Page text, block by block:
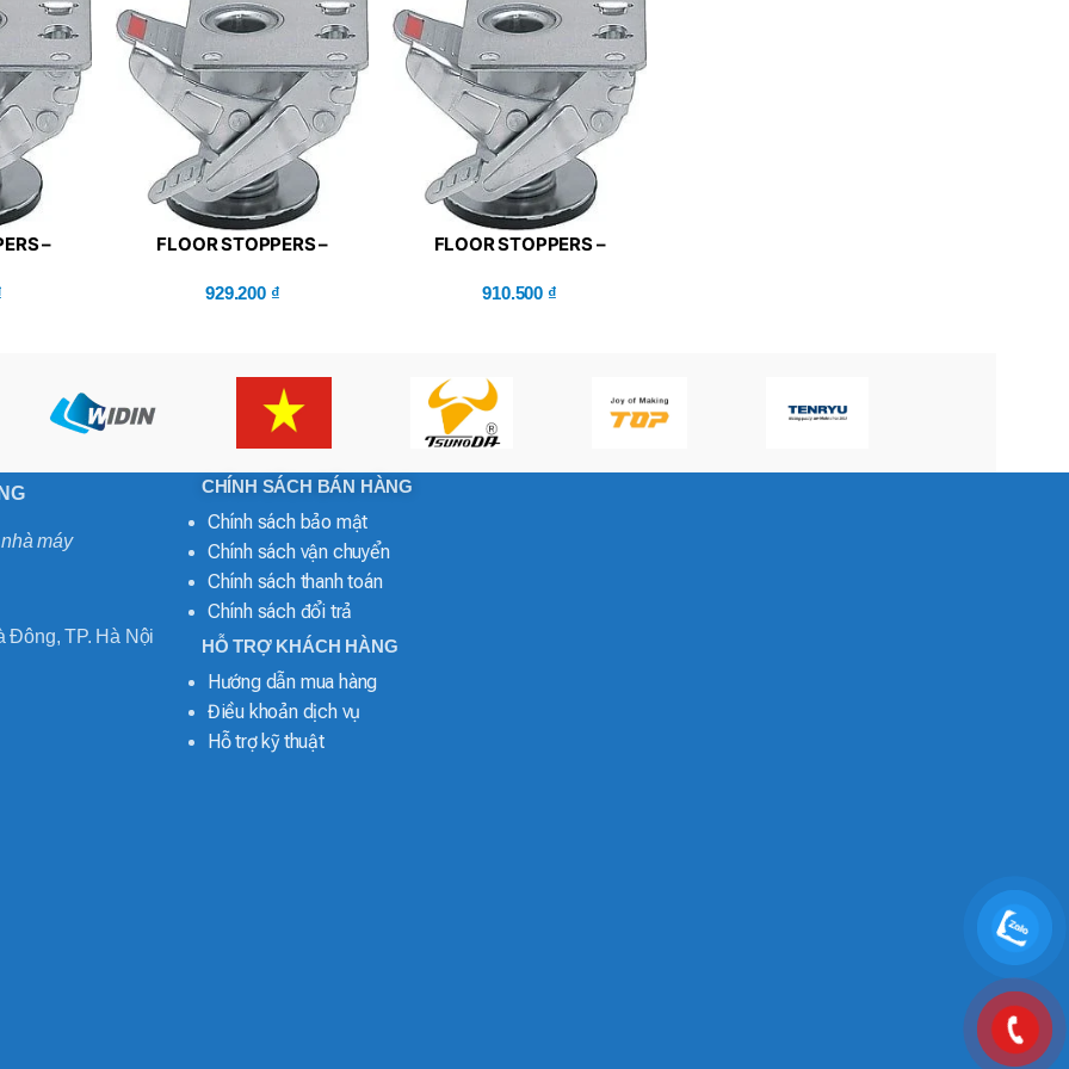
–
FLOOR STOPPERS –
929.200 ₫
FLOOR STOPPERS –
910.500 ₫
máy
Đông, TP. Hà Nội
CHÍNH SÁCH BÁN HÀNG
Chính sách bảo mật
Chính sách vận chuyển
Chính sách thanh toán
Chính sách đổi trả
HỖ TRỢ KHÁCH HÀNG
Hướng dẫn mua hàng
Điều khoản dịch vụ
Hỗ trợ kỹ thuật